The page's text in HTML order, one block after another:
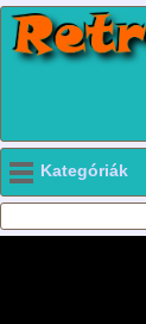
Kategóriák